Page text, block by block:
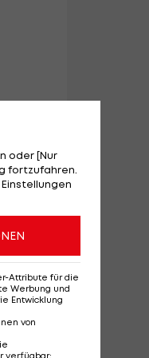
oder [Nur
fortzufahren.
Attribute für die
Werbung und
Entwicklung
von
verfügbar: